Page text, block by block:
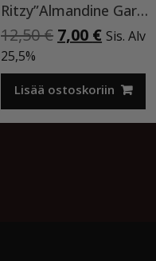
Ritzy”Almandine Garnet”,9 ml TPO-VAPAA
12,50€ Alkuperäinen
oli:
12,50 €.
7,00 €
on:
7,00 €.
Sis. Alv
25,5%
Lisää ostoskoriin